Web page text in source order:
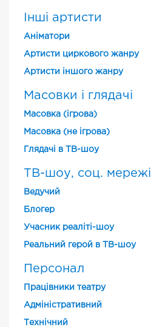
Інші артисти
Аніматори
Артисти циркового жанру
Артисти іншого жанру
Масовки і глядачі
Масовка (ігрова)
Масовка (не ігрова)
Глядачі в ТВ-шоу
ТВ-шоу, соц. мережі
Ведучий
Блогер
Учасник реаліті-шоу
Реальний герой в ТВ-шоу
Персонал
Працівники театру
Адміністративний
Технічний